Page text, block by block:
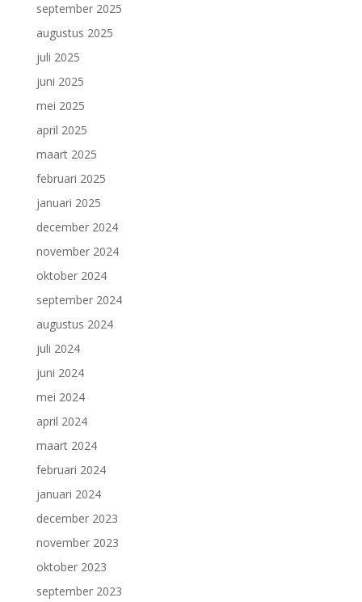
september 2025
augustus 2025
juli 2025
juni 2025
mei 2025
april 2025
maart 2025
februari 2025
januari 2025
december 2024
november 2024
oktober 2024
september 2024
augustus 2024
juli 2024
juni 2024
mei 2024
april 2024
maart 2024
februari 2024
januari 2024
december 2023
november 2023
oktober 2023
september 2023